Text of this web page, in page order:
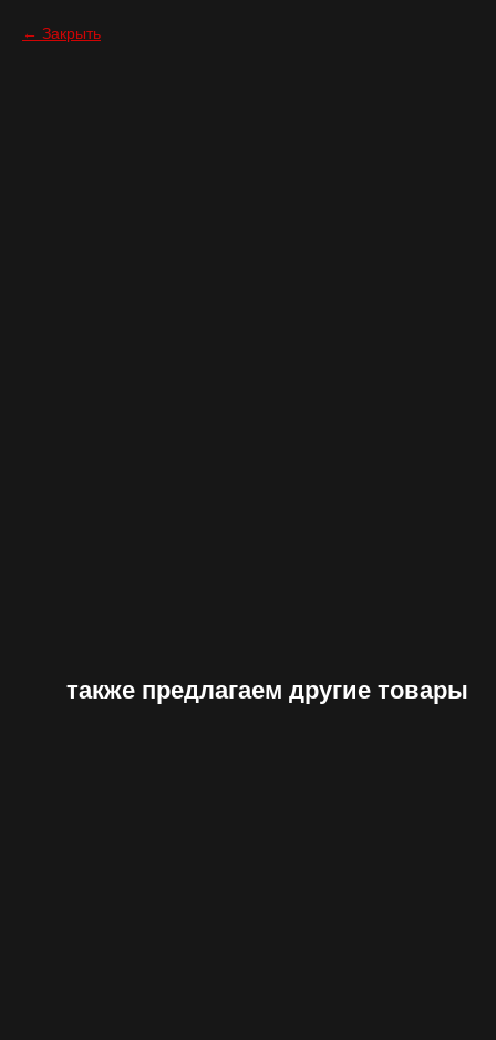
Закрыть
также предлагаем другие товары